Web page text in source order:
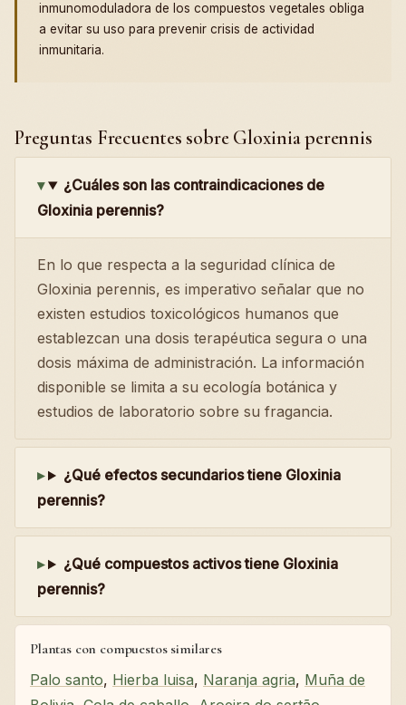
inmunomoduladora de los compuestos vegetales obliga
a evitar su uso para prevenir crisis de actividad
inmunitaria.
Preguntas Frecuentes sobre Gloxinia perennis
¿Cuáles son las contraindicaciones de
Gloxinia perennis?
En lo que respecta a la seguridad clínica de
Gloxinia perennis, es imperativo señalar que no
existen estudios toxicológicos humanos que
establezcan una dosis terapéutica segura o una
dosis máxima de administración. La información
disponible se limita a su ecología botánica y
estudios de laboratorio sobre su fragancia.
¿Qué efectos secundarios tiene Gloxinia
perennis?
¿Qué compuestos activos tiene Gloxinia
perennis?
Plantas con compuestos similares
Palo santo, Hierba luisa, Naranja agria, Muña de